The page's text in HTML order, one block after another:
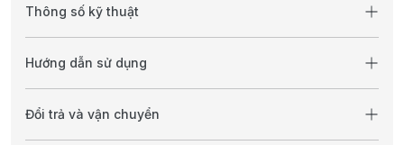
Thông số kỹ thuật
Hướng dẫn sử dụng
Đổi trả và vận chuyển